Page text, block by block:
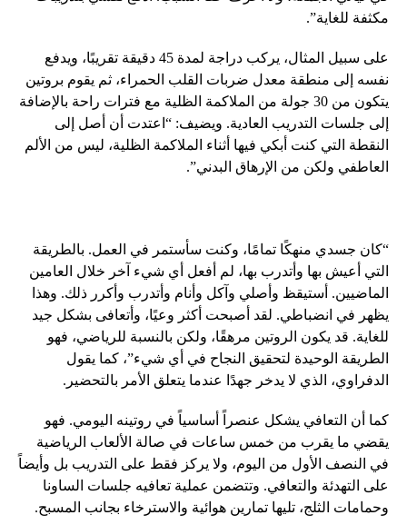
مكثفة للغاية”.
على سبيل المثال، يركب دراجة لمدة 45 دقيقة تقريبًا، ويدفع
نفسه إلى منطقة معدل ضربات القلب الحمراء، ثم يقوم بروتين
يتكون من 30 جولة من الملاكمة الظلية مع فترات راحة بالإضافة
إلى جلسات التدريب العادية. ويضيف: “اعتدت أن أصل إلى
النقطة التي كنت أبكي فيها أثناء الملاكمة الظلية، ليس من الألم
العاطفي ولكن من الإرهاق البدني”.
“كان جسدي منهكًا تمامًا، وكنت سأستمر في العمل. بالطريقة
التي أعيش بها وأتدرب بها، لم أفعل أي شيء آخر خلال العامين
الماضيين. أستيقظ وأصلي وآكل وأنام وأتدرب وأكرر ذلك. وهذا
يظهر في انضباطي. لقد أصبحت أكثر وعيًا، وأتعافى بشكل جيد
للغاية. قد يكون الروتين مرهقًا، ولكن بالنسبة للرياضي، فهو
الطريقة الوحيدة لتحقيق النجاح في أي شيء”، كما يقول
الدفراوي، الذي لا يدخر جهدًا عندما يتعلق الأمر بالتحضير.
كما أن التعافي يشكل عنصراً أساسياً في روتينه اليومي. فهو
يقضي ما يقرب من خمس ساعات في صالة الألعاب الرياضية
في النصف الأول من اليوم، ولا يركز فقط على التدريب بل وأيضاً
على التهدئة والتعافي. وتتضمن عملية تعافيه جلسات الساونا
وحمامات الثلج، تليها تمارين هوائية والاسترخاء بجانب المسبح.